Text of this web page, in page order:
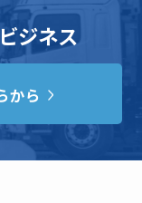
ジネス
から